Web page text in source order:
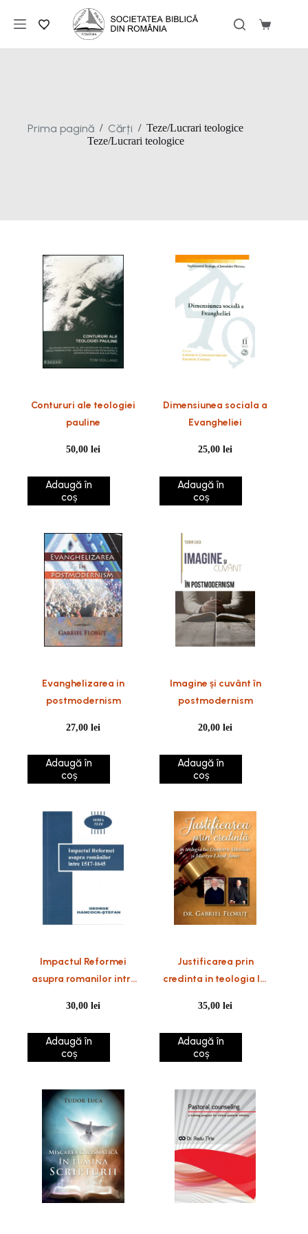
conținut
Coș
Prima pagină / Cărți / Teze/Lucrari teologice
Teze/Lucrari teologice
Contururi ale teologiei
pauline
50,00lei
Adaugă în
coș
Dimensiunea sociala a
Evangheliei
25,00lei
Adaugă în
coș
Evanghelizarea in
postmodernism
27,00lei
Adaugă în
coș
Imagine și cuvânt în
postmodernism
20,00lei
Adaugă în
coș
Impactul Reformei
asupra romanilor intre
30,00lei
Adaugă în
coș
Justificarea prin
credinta in teologia lui
Martyn Lloyd Jones
35,00lei
Adaugă în
coș